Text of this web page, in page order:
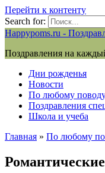
Перейти к контенту
Search for:
Happypoms.ru -
Поздравления на
Дни рожденья
Новости
По любому
Поздравления
Школа и учеба
Главная » По любому